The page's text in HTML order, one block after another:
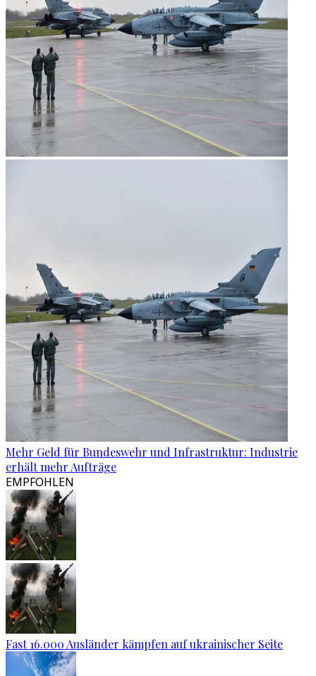
Mehr Geld für Bundeswehr und Infrastruktur: Industrie
erhält mehr Aufträge
EMPFOHLEN
Fast 16.000 Ausländer kämpfen auf ukrainischer Seite